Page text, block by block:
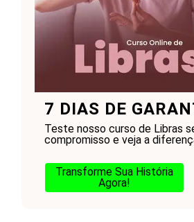
7 DIAS DE
Teste nosso curso de Libras
compromisso e veja a
Transforme Sua História
Agora!